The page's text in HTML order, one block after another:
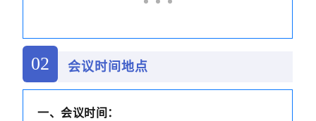
02 会议时间地点
一、会议时间：